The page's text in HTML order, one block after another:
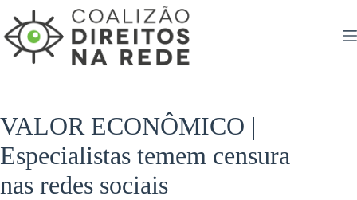
para
o
conteúdo
VALOR ECONÔMICO |
Especialistas temem censura
nas redes sociais